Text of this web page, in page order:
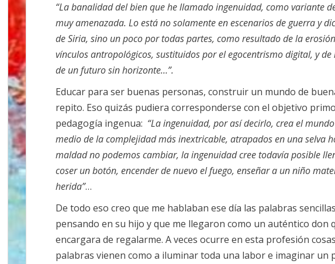
“La banalidad del bien que he llamado ingenuidad, como variante
muy amenazada. Lo está no solamente en escenarios de guerra y
de Siria, sino un poco por todas partes, como resultado de la
vínculos antropológicos, sustituidos por el egocentrismo digital, y
de un futuro sin horizonte…”.
Educar para ser buenas personas, construir un mundo de
repito. Eso quizás pudiera corresponderse con el objetivo
pedagogía ingenua: “La ingenuidad, por así decirlo, crea el
medio de la complejidad más inextricable, atrapados en una selva
maldad no podemos cambiar, la ingenuidad cree todavía posible
coser un botón, encender de nuevo el fuego, enseñar a un niño
herida”…
De todo eso creo que me hablaban ese día las palabras
pensando en su hijo y que me llegaron como un auténtico don
encargara de regalarme. A veces ocurre en esta profesión
palabras vienen como a iluminar toda una labor e imaginar un